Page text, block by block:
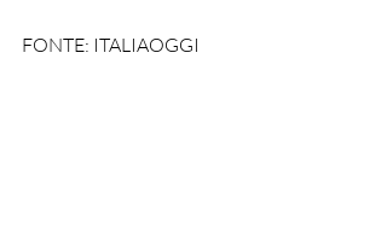
FONTE: ITALIAOGGI